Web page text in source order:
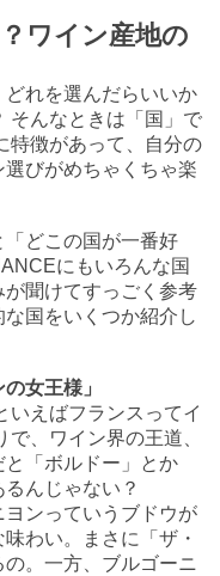
ワイン産地の
れを選んだらいいか
そんなときは「国」で
特徴があって、自分の
びがめちゃくちゃ楽
どこの国が一番好
にもいろんな国
聞けてすっごく参考
国をいくつか紹介し
女王様」
いえばフランスってイ
、ワイン界の王道、
「ボルドー」とか
んじゃない？
ンっていうブドウが
わい。まさに「ザ・
。一方、ブルゴーニ